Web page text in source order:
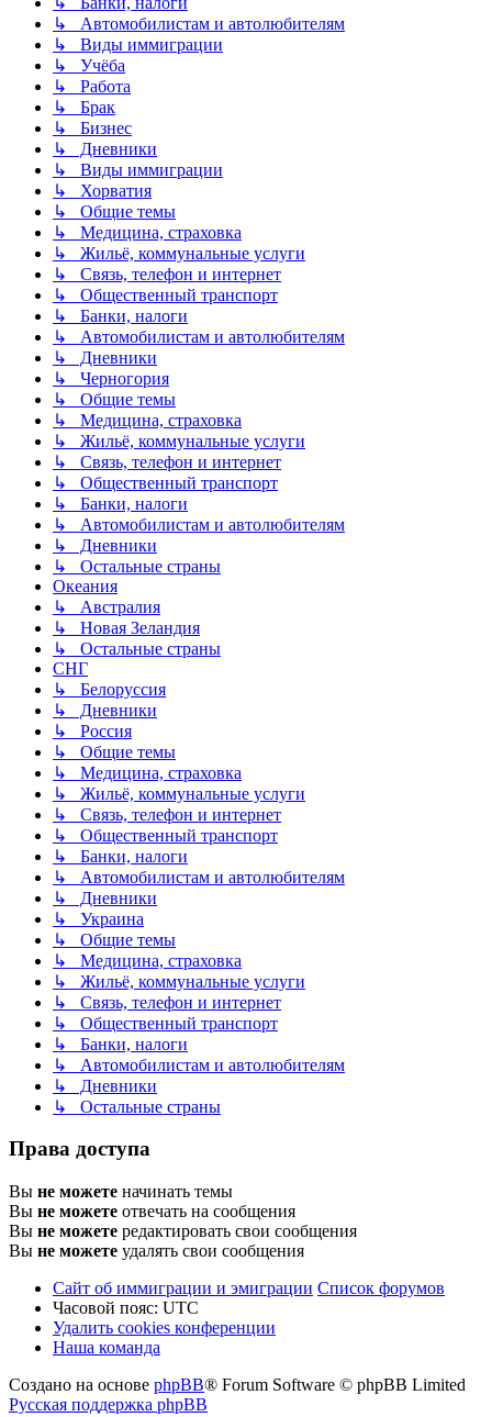
↳ Автомобилистам и автолюбителям
↳ Виды иммиграции
↳ Учёба
↳ Работа
↳ Брак
↳ Бизнес
↳ Дневники
↳ Виды иммиграции
↳ Хорватия
↳ Общие темы
↳ Медицина, страховка
↳ Жильё, коммунальные услуги
↳ Связь, телефон и интернет
↳ Общественный транспорт
↳ Банки, налоги
↳ Автомобилистам и автолюбителям
↳ Дневники
↳ Черногория
↳ Общие темы
↳ Медицина, страховка
↳ Жильё, коммунальные услуги
↳ Связь, телефон и интернет
↳ Общественный транспорт
↳ Банки, налоги
↳ Автомобилистам и автолюбителям
↳ Дневники
↳ Остальные страны
Океания
↳ Австралия
↳ Новая Зеландия
↳ Остальные страны
СНГ
↳ Белоруссия
↳ Дневники
↳ Россия
↳ Общие темы
↳ Медицина, страховка
↳ Жильё, коммунальные услуги
↳ Связь, телефон и интернет
↳ Общественный транспорт
↳ Банки, налоги
↳ Автомобилистам и автолюбителям
↳ Дневники
↳ Украина
↳ Общие темы
↳ Медицина, страховка
↳ Жильё, коммунальные услуги
↳ Связь, телефон и интернет
↳ Общественный транспорт
↳ Банки, налоги
↳ Автомобилистам и автолюбителям
↳ Дневники
↳ Остальные страны
Права доступа
Вы не можете начинать темы
Вы не можете отвечать на сообщения
Вы не можете редактировать свои сообщения
Вы не можете удалять свои сообщения
Сайт об иммиграции и эмиграции Список форумов
Часовой пояс: UTC
Удалить cookies конференции
Наша команда
Создано на основе phpBB® Forum Software © phpBB Limited
Русская поддержка phpBB